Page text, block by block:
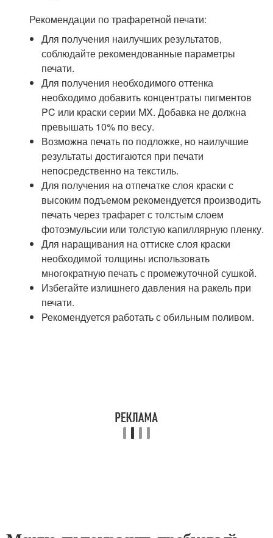
Рекомендации по трафаретной печати:
Для получения наилучших результатов,
соблюдайте рекомендованные параметры
печати.
Для получения необходимого оттенка
необходимо добавить концентраты пигментов
PC или краски серии MX. Добавка не должна
превышать 10% по весу.
Возможна печать по подложке, но наилучшие
результаты достигаются при печати
непосредственно на текстиль.
Для получения на отпечатке слоя краски с
высоким подъемом рекомендуется производить
печать через трафарет с толстым слоем
фотоэмульсии или толстую капиллярную пленку.
Для наращивания на оттиске слоя краски
необходимой толщины использовать
многократную печать с промежуточной сушкой.
Избегайте излишнего давления на ракель при
печати.
Рекомендуется работать с обильным поливом.